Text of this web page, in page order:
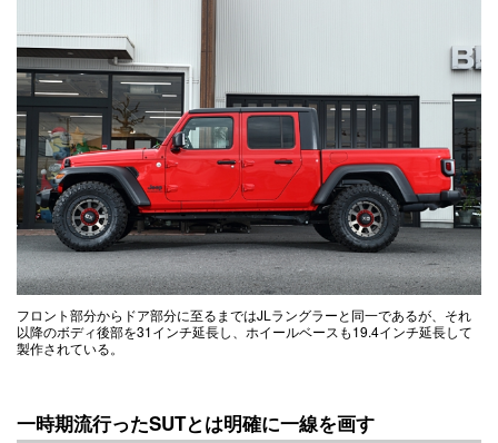
フロント部分からドア部分に至るまではJLラングラーと同一であるが、それ
以降のボディ後部を31インチ延長し、ホイールベースも19.4インチ延長して
製作されている。
一時期流行ったSUTとは明確に一線を画す